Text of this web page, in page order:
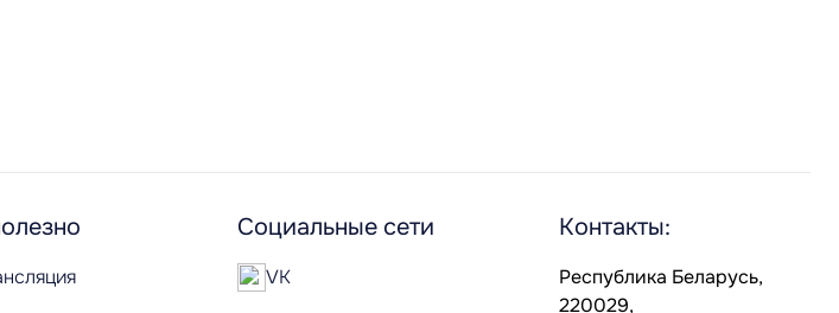
Социальные сети
VK
Контакты:
Республика Беларусь,
220029,